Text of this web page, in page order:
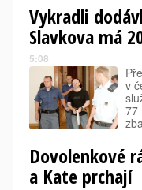
Vykradli
Slavkova má
5:08
v
77
Dovolenkové
a Kate prchají